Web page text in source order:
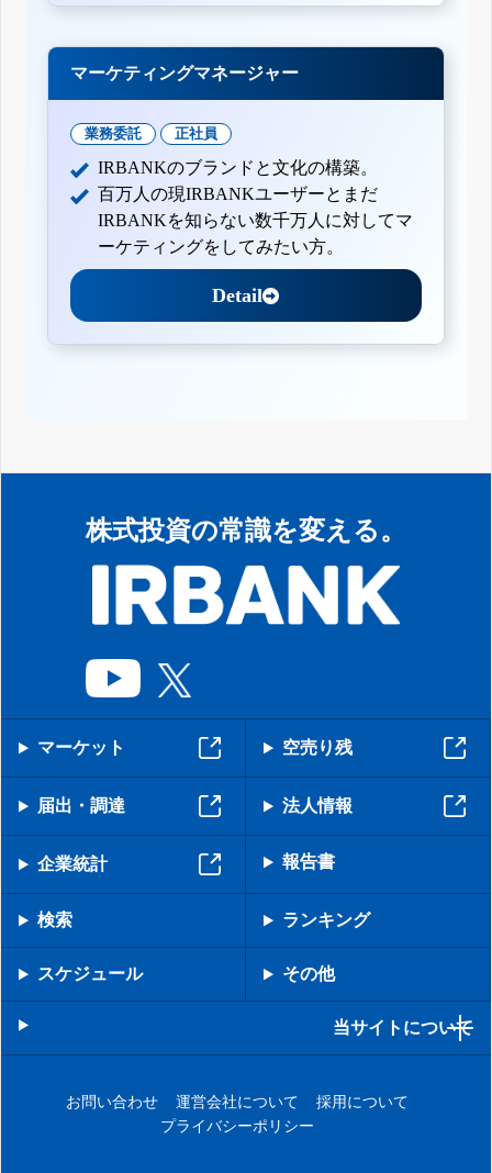
マーケティングマネージャー
業務委託 正社員
IRBANKのブランドと文化の構築。
百万人の現IRBANKユーザーとまだ
IRBANKを知らない数千万人に対してマ
ーケティングをしてみたい方。
Detail
株式投資の常識を変える。
マーケット 空売り残
届出・調達 法人情報
企業統計 報告書
検索 ランキング
スケジュール その他
当サイトについて
お問い合わせ 運営会社について
採用について
プライバシーポリシー